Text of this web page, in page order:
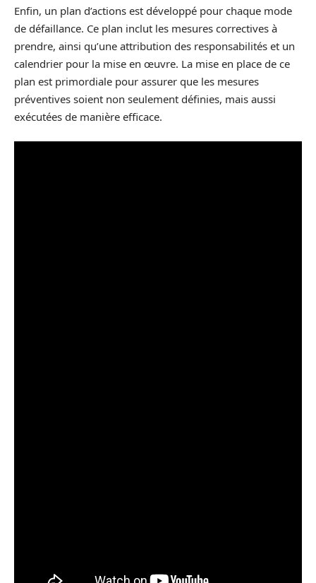
Enfin, un plan d’actions est développé pour chaque mode
de défaillance. Ce plan inclut les mesures correctives à
prendre, ainsi qu’une attribution des responsabilités et un
calendrier pour la mise en œuvre. La mise en place de ce
plan est primordiale pour assurer que les mesures
préventives soient non seulement définies, mais aussi
exécutées de manière efficace.